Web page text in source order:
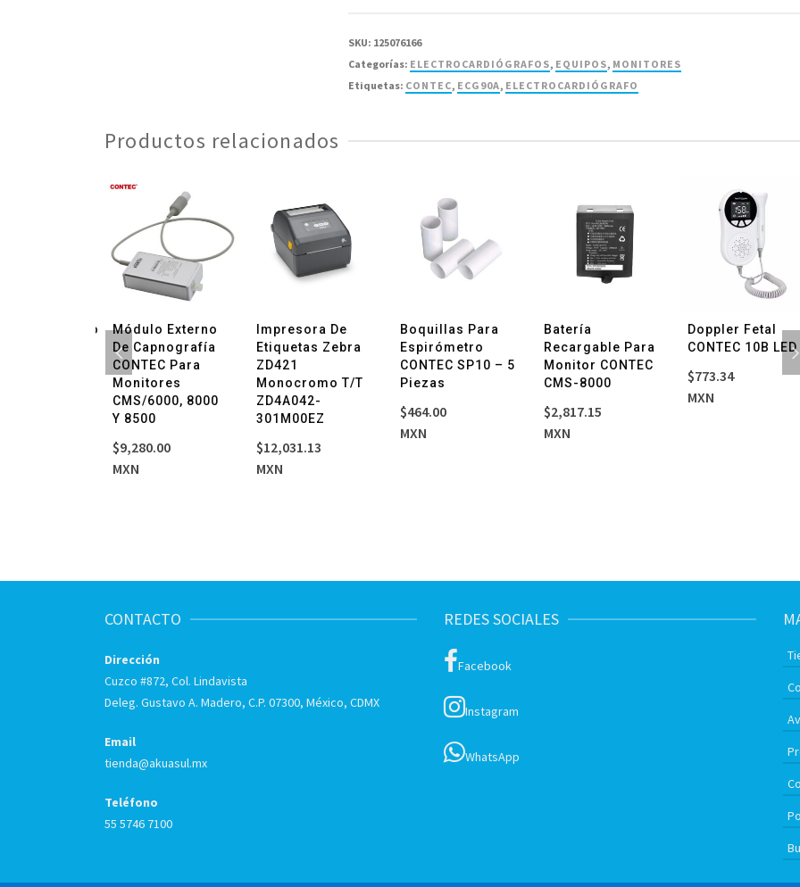
cantidad
SKU: 125076166
Categorías: ELECTROCARDIÓGRAFOS, EQUIPOS, MONITORES
Etiquetas: CONTEC, ECG90A, ELECTROCARDIÓGRAFO
Productos relacionados
Módulo Externo
De Capnografía
CONTEC Para
Monitores
CMS/6000, 8000
Y 8500
$9,280.00
MXN
Impresora De
Etiquetas Zebra
ZD421
Monocromo T/T
ZD4A042-
301M00EZ
$12,031.13
MXN
Boquillas Para
Espirómetro
CONTEC SP10 – 5
Piezas
$464.00
MXN
Batería
Recargable Para
Monitor CONTEC
CMS-8000
$2,817.15
MXN
Doppler Fetal
CONTEC 10B LED
$773.34
MXN
CONTACTO
Dirección
Cuzco #872, Col. Lindavista
Deleg. Gustavo A. Madero, C.P. 07300, México, CDMX
Email
tienda@akuasul.mx
Teléfono
55 5746 7100
REDES SOCIALES
Facebook
Instagram
WhatsApp